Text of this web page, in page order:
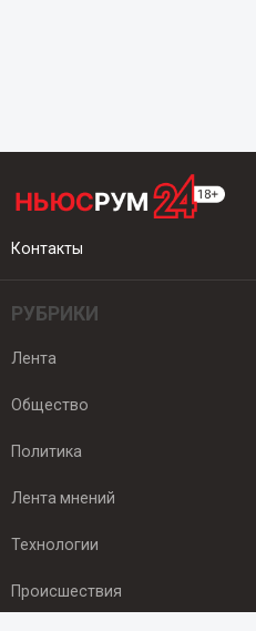
Контакты
РУБРИКИ
Лента
Общество
Политика
Лента мнений
Технологии
Происшествия